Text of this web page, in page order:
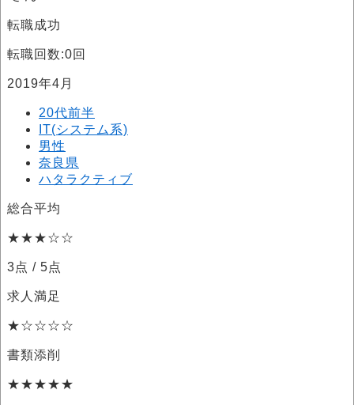
転職成功
転職回数:0回
2019年4月
20代前半
IT(システム系)
男性
奈良県
ハタラクティブ
総合平均
★★★☆☆
3点 / 5点
求人満足
★☆☆☆☆
書類添削
★★★★★